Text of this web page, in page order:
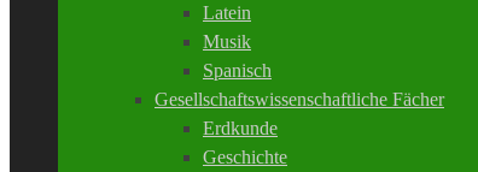
Latein
Musik
Spanisch
Gesellschaftswissenschaftliche Fächer
Erdkunde
Geschichte